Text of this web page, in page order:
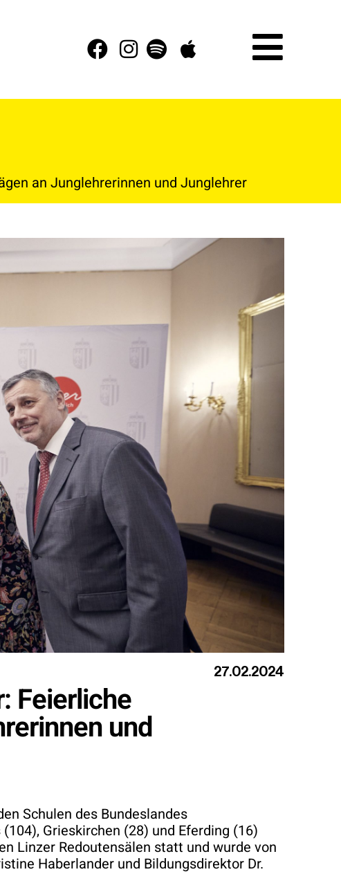
an Junglehrerinnen und Junglehrer
27.02.2024
Feierliche
und
Schulen des Bundeslandes
Grieskirchen (28) und Eferding (16)
Linzer Redoutensälen statt und wurde von
Haberlander und Bildungsdirektor Dr.